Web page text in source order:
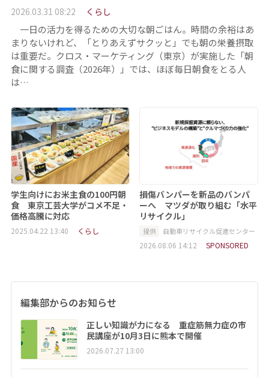
2026.03.31 08:22 くらし
一日の活力を得るための大切な朝ごはん。時間の余裕はあ
まりないけれど、「とりあえずサクッと」でも朝の栄養摂取
は重要だ。クロス・マーケティング（東京）が実施した「朝
食に関する調査（2026年）」では、ほぼ毎日朝食をとる人
は…
学生向けにお米主食の100円朝
食 東京工芸大学がコメ不足・
価格高騰に対応
2025.04.22 13:40 くらし
損傷バンパーを新品のバンパ
ーへ マツダが取り組む「水平
リサイクル」
提供 自動車リサイクル促進センター
2026.08.06 14:12 SPONSORED
編集部からのお知らせ
正しい知識が力になる 重症筋無力症の市
民講座が10月3日に熊本で開催
2026.07.27 13:00